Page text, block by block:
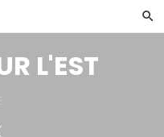
L'EST